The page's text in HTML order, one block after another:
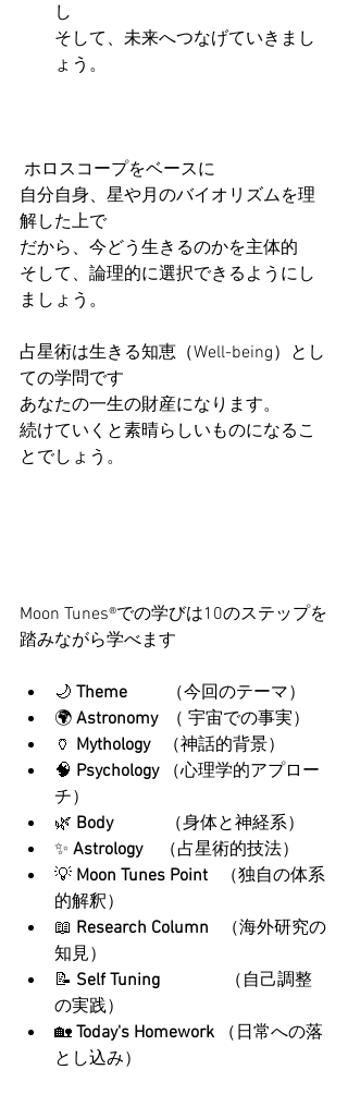
し
そして、未来へつなげていきまし
ょう。
ホロスコープをベースに
自分自身、星や月のバイオリズムを理
解した上で
だから、今どう生きるのかを主体的
そして、論理的に選択できるようにし
ましょう。
占星術は生きる知恵（Well-being）とし
ての学問です
あなたの一生の財産になります。
続けていくと素晴らしいものになるこ
とでしょう。
Moon Tunes®での学びは10のステップを
踏みながら学べます
🌙 Theme
（今回のテーマ）
🌍 Astronomy
（ 宇宙での事実）
🏺 Mythology
（神話的背景）
🧠 Psychology
（心理学的アプロー
チ）
🌿 Body
（身体と神経系）
✨ Astrology
（占星術的技法）
💡 Moon Tunes Point
（独自の体系
的解釈）
📖 Research Column
（海外研究の
知見）
📝 Self Tuning
（自己調整
の実践）
🏡 Today's Homework
（日常への落
とし込み）